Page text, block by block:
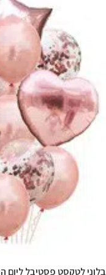
פסטיבל ליום הולדת